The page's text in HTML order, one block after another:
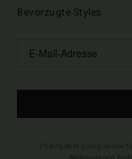
Bevorzugte Styles